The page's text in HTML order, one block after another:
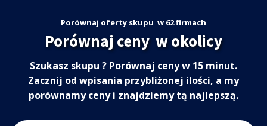
Porównaj oferty skupu w 62 firmach
Porównaj ceny w okolicy
Szukasz skupu ? Porównaj ceny w 15 minut.
Zacznij od wpisania przybliżonej ilości, a my
porównamy ceny i znajdziemy tą najlepszą.